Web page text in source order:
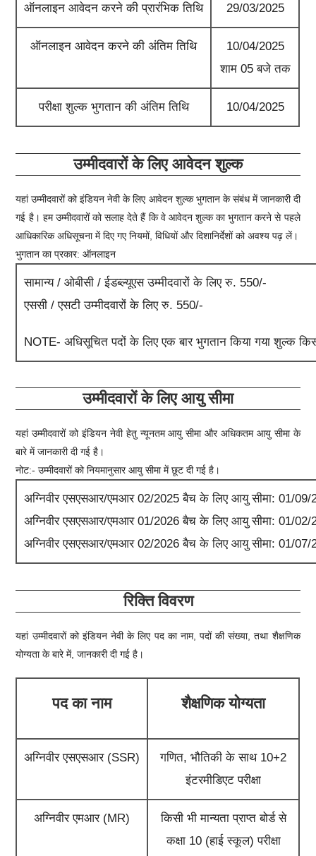
ऑनलाइन आवेदन करने की प्रारंभिक तिथि 29/03/2025
ऑनलाइन आवेदन करने की अंतिम तिथि
10/04/2025
शाम 05 बजे तक
परीक्षा शुल्क भुगतान की अंतिम तिथि 10/04/2025
उम्मीदवारों के लिए आवेदन शुल्क
यहां उम्मीदवारों कोइंडियन नेवीके लिए आवेदन शुल्क भुगतान के संबंध में जानकारी दी
गई है। हम उम्मीदवारों को सलाह देते हैं कि वे आवेदन शुल्क का भुगतान करने से पहले
आधिकारिक अधिसूचना में दिए गए नियमों, विधियों और दिशानिर्देशों को अवश्य पढ़ लें।
भुगतान का प्रकार: ऑनलाइन
सामान्य / ओबीसी / ईडब्ल्यूएस उम्मीदवारों के लिए रु. 550/-
एससी / एसटी उम्मीदवारों के लिए रु. 550/-
NOTE- अधिसूचित पदों के लिए एक बार भुगतान किया गया शुल्क
उम्मीदवारों के लिए आयु सीमा
यहां उम्मीदवारों को इंडियन नेवी हेतु न्यूनतम आयु सीमा और अधिकतम आयु सीमा के
बारे में जानकारी दी गई है।
नोट:- उम्मीदवारों को नियमानुसार आयु सीमा में छूट दी गई है।
अग्निवीर एसएसआर/एमआर 02/2025 बैच के लिए आयु सीमा: 01/
अग्निवीर एसएसआर/एमआर 01/2026 बैच के लिए आयु सीमा: 01/
अग्निवीर एसएसआर/एमआर 02/2026 बैच के लिए आयु सीमा: 01/
रिक्ति विवरण
यहां उम्मीदवारों को इंडियन नेवीके लिए पद का नाम, पदों की संख्या, तथा शैक्षणिक
योग्यता के बारे में, जानकारी दी गई है।
पद का नाम शैक्षणिक योग्यता
अग्निवीर एसएसआर (SSR)
गणित, भौतिकी के साथ 10+2
इंटरमीडिएट परीक्षा
अग्निवीर एमआर (MR)
किसी भी मान्यता प्राप्त बोर्ड से
कक्षा 10 (हाई स्कूल) परीक्षा